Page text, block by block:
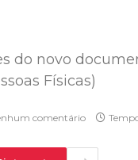
do novo
Físicas)
comentário